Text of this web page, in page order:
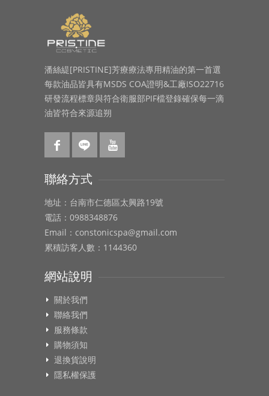
潘絲緹[PRISTINE]芳療療法專用精油的第一首選
每款油品皆具有MSDS COA證明&工廠ISO22716
研發流程標章與符合衛服部PIF檔登錄確保每一滴
油皆符合來源追朔
聯絡方式
地址：台南市仁德區太興路19號
電話：0988348876
Email：constonicspa@gmail.com
累積訪客人數：1144360
網站說明
關於我們
聯絡我們
服務條款
購物須知
退換貨說明
隱私權保護